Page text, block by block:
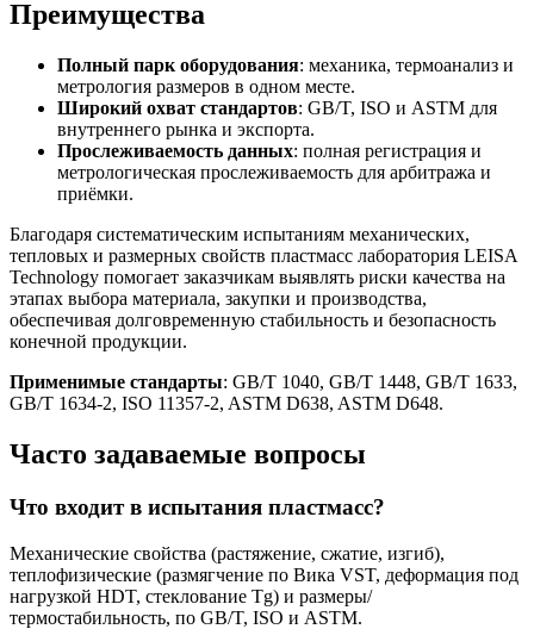
Преимущества
Полный парк оборудования: механика, термоанализ и
метрология размеров в одном месте.
Широкий охват стандартов: GB/T, ISO и ASTM для
внутреннего рынка и экспорта.
Прослеживаемость данных: полная регистрация и
метрологическая прослеживаемость для арбитража и
приёмки.
Благодаря систематическим испытаниям механических,
тепловых и размерных свойств пластмасс лаборатория LEISA
Technology помогает заказчикам выявлять риски качества на
этапах выбора материала, закупки и производства,
обеспечивая долговременную стабильность и безопасность
конечной продукции.
Применимые стандарты: GB/T 1040, GB/T 1448, GB/T 1633,
GB/T 1634-2, ISO 11357-2, ASTM D638, ASTM D648.
Часто задаваемые вопросы
Что входит в испытания пластмасс?
Механические свойства (растяжение, сжатие, изгиб),
теплофизические (размягчение по Вика VST, деформация под
нагрузкой HDT, стеклование Tg) и размеры/
термостабильность, по GB/T, ISO и ASTM.